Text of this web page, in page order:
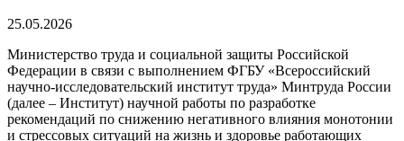
25.05.2026
Министерство труда и социальной защиты Российской
Федерации в связи с выполнением ФГБУ «Всероссийский
научно-исследовательский институт труда» Минтруда России
(далее – Институт) научной работы по разработке
рекомендаций по снижению негативного влияния монотонии
и стрессовых ситуаций на жизнь и здоровье работающих